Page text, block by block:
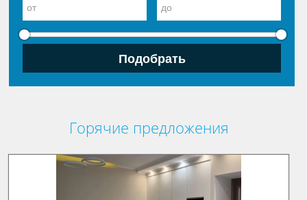
Горячие предложения